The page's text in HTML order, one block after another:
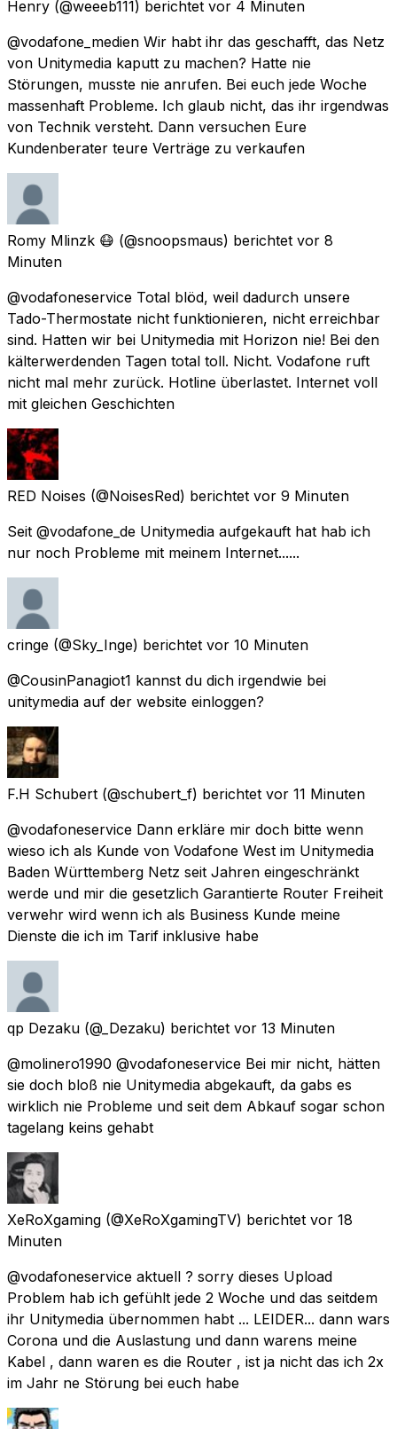
Henry (@weeeb111) berichtet vor 4 Minuten
@vodafone_medien Wir habt ihr das geschafft, das Netz
von Unitymedia kaputt zu machen? Hatte nie
Störungen, musste nie anrufen. Bei euch jede Woche
massenhaft Probleme. Ich glaub nicht, das ihr irgendwas
von Technik versteht. Dann versuchen Eure
Kundenberater teure Verträge zu verkaufen
Romy Mlinzk 😷 (@snoopsmaus) berichtet vor 8
Minuten
@vodafoneservice Total blöd, weil dadurch unsere
Tado-Thermostate nicht funktionieren, nicht erreichbar
sind. Hatten wir bei Unitymedia mit Horizon nie! Bei den
kälterwerdenden Tagen total toll. Nicht. Vodafone ruft
nicht mal mehr zurück. Hotline überlastet. Internet voll
mit gleichen Geschichten
RED Noises (@NoisesRed) berichtet vor 9 Minuten
Seit @vodafone_de Unitymedia aufgekauft hat hab ich
nur noch Probleme mit meinem Internet......
cringe (@Sky_Inge) berichtet vor 10 Minuten
@CousinPanagiot1 kannst du dich irgendwie bei
unitymedia auf der website einloggen?
F.H Schubert (@schubert_f) berichtet vor 11 Minuten
@vodafoneservice Dann erkläre mir doch bitte wenn
wieso ich als Kunde von Vodafone West im Unitymedia
Baden Württemberg Netz seit Jahren eingeschränkt
werde und mir die gesetzlich Garantierte Router Freiheit
verwehr wird wenn ich als Business Kunde meine
Dienste die ich im Tarif inklusive habe
qp Dezaku (@_Dezaku) berichtet vor 13 Minuten
@molinero1990 @vodafoneservice Bei mir nicht, hätten
sie doch bloß nie Unitymedia abgekauft, da gabs es
wirklich nie Probleme und seit dem Abkauf sogar schon
tagelang keins gehabt
XeRoXgaming (@XeRoXgamingTV) berichtet vor 18
Minuten
@vodafoneservice aktuell ? sorry dieses Upload
Problem hab ich gefühlt jede 2 Woche und das seitdem
ihr Unitymedia übernommen habt ... LEIDER... dann wars
Corona und die Auslastung und dann warens meine
Kabel , dann waren es die Router , ist ja nicht das ich 2x
im Jahr ne Störung bei euch habe